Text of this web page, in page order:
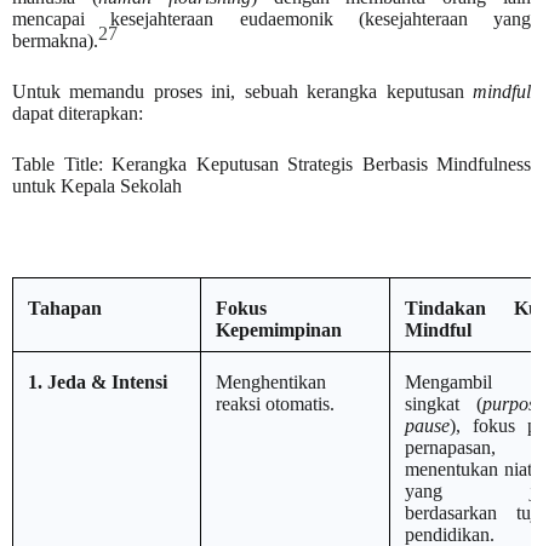
mencapai kesejahteraan eudaemonik (kesejahteraan yang
bermakna).27
Untuk memandu proses ini, sebuah kerangka keputusan mindful
dapat diterapkan:
Table Title: Kerangka Keputusan Strategis Berbasis Mindfulness
untuk Kepala Sekolah
Tahapan
Fokus
Kepemimpinan
Tindakan
Mindful
1. Jeda & Intensi
Menghentikan
reaksi otomatis.
Mengambil
singkat (
pause), fokus
pernapasan,
menentukan niat
yang
berdasarkan
pendidikan.